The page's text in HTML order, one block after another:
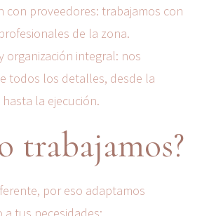
con proveedores: trabajamos con
de la zona.
organización integral: nos
todos los detalles, desde la
la ejecución.
trabajamos?
por eso adaptamos